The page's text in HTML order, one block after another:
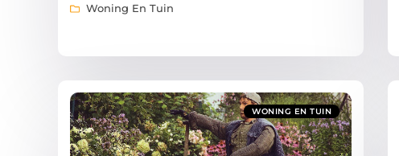
Woning En Tuin
WONING EN TUIN